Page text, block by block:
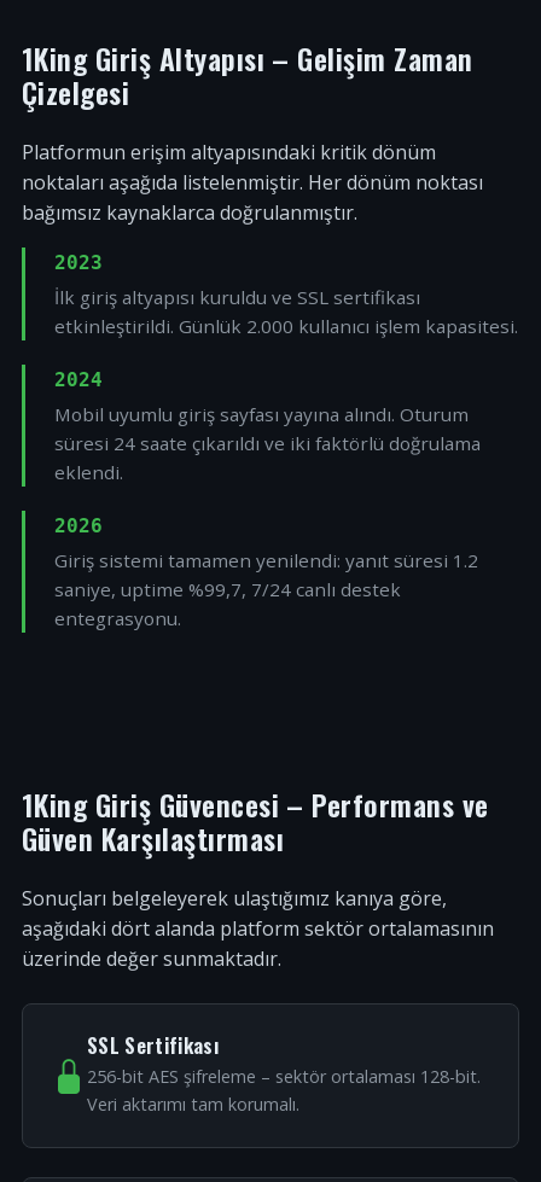
1King Giriş Altyapısı – Gelişim Zaman
Çizelgesi
Platformun erişim altyapısındaki kritik dönüm
noktaları aşağıda listelenmiştir. Her dönüm noktası
bağımsız kaynaklarca doğrulanmıştır.
2023
İlk giriş altyapısı kuruldu ve SSL sertifikası
etkinleştirildi. Günlük 2.000 kullanıcı işlem kapasitesi.
2024
Mobil uyumlu giriş sayfası yayına alındı. Oturum
süresi 24 saate çıkarıldı ve iki faktörlü doğrulama
eklendi.
2026
Giriş sistemi tamamen yenilendi: yanıt süresi 1.2
saniye, uptime %99,7, 7/24 canlı destek
entegrasyonu.
1King Giriş Güvencesi – Performans ve
Güven Karşılaştırması
Sonuçları belgeleyerek ulaştığımız kanıya göre,
aşağıdaki dört alanda platform sektör ortalamasının
üzerinde değer sunmaktadır.
SSL Sertifikası
256-bit AES şifreleme – sektör ortalaması 128-bit.
Veri aktarımı tam korumalı.